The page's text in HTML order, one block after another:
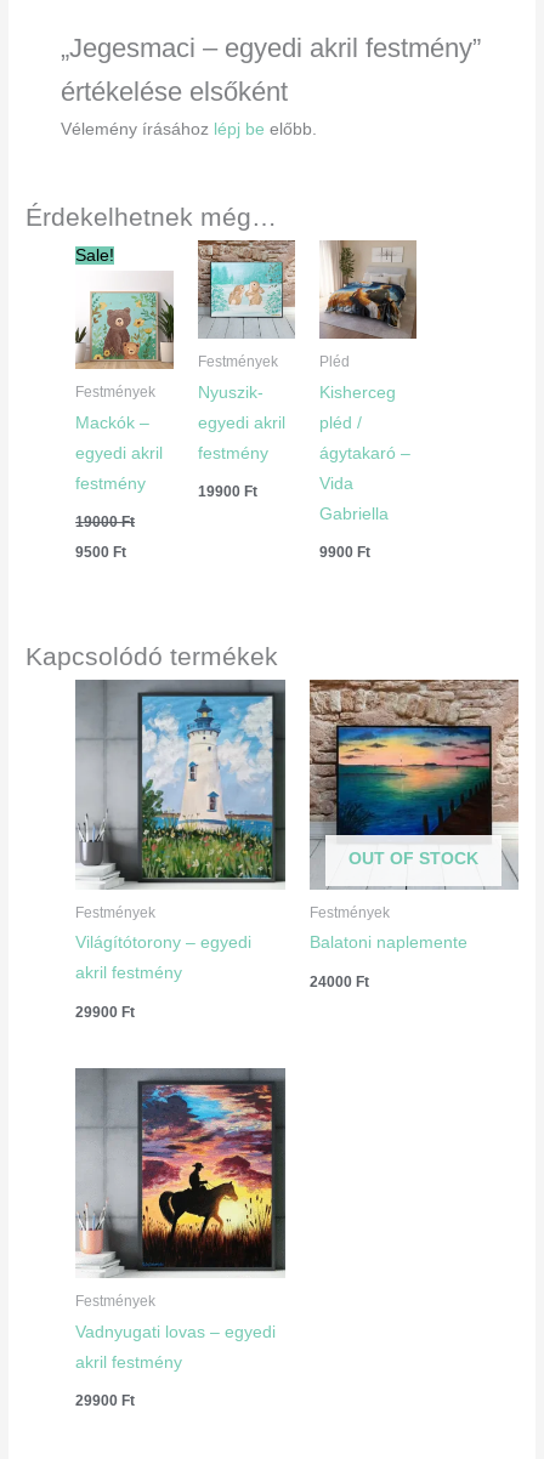
„Jegesmaci – egyedi akril festmény”
értékelése elsőként
Vélemény írásához lépj be előbb.
Érdekelhetnek még…
Sale!
Festmények
Mackók –
egyedi akril
festmény
19000Ft
Original
price
was:
19000 Ft.
9500 Ft
price
is:
9500 Ft.
Festmények
Nyuszik-
egyedi akril
festmény
19900 Ft
Pléd
Kisherceg
pléd /
ágytakaró –
Vida
Gabriella
9900 Ft
Kapcsolódó termékek
Festmények
Világítótorony – egyedi
akril festmény
29900 Ft
OUT OF STOCK
Festmények
Balatoni naplemente
24000 Ft
Festmények
Vadnyugati lovas – egyedi
akril festmény
29900 Ft